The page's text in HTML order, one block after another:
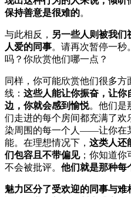
保持善意是很难的。
与此相反， 另一些人则被我们
人爱的同事。请再次暂停一秒
吗？你欣赏他们哪一点？
同样，你可能欣赏他们很多
线： 这些人能让你振奋，让你
边，你就会感到愉悦。他们是
们走进的每个房间都充满了
染周围的每一个人——让你在
能。在理想情况下， 这类人还
们包容且不带偏见；你知道你
不会被批评。 他们就是那种每
魅力区分了受欢迎的同事与难